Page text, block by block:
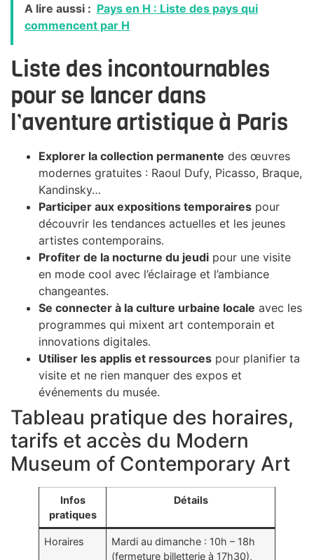
A lire aussi : Pays en H : Liste des pays qui
commencent par H
Liste des incontournables
pour se lancer dans
l’aventure artistique à Paris
Explorer la collection permanente des œuvres
modernes gratuites : Raoul Dufy, Picasso, Braque,
Kandinsky…
Participer aux expositions temporaires pour
découvrir les tendances actuelles et les jeunes
artistes contemporains.
Profiter de la nocturne du jeudi pour une visite
en mode cool avec l’éclairage et l’ambiance
changeantes.
Se connecter à la culture urbaine locale avec les
programmes qui mixent art contemporain et
innovations digitales.
Utiliser les applis et ressources pour planifier ta
visite et ne rien manquer des expos et
événements du musée.
Tableau pratique des horaires,
tarifs et accès du Modern
Museum of Contemporary Art
Infos
pratiques
Détails
Horaires
Mardi au dimanche : 10h – 18h
(fermeture billetterie à 17h30),